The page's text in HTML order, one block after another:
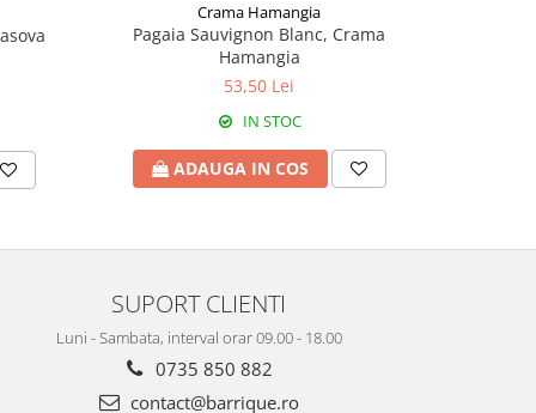
Crama Hamangia
Pagaia Sauvignon Blanc, Crama
Hamangia
53,50 Lei
IN STOC
ADAUGA IN COS
SUPORT CLIENTI
Luni - Sambata, interval orar 09.00 - 18.00
0735 850 882
contact@barrique.ro